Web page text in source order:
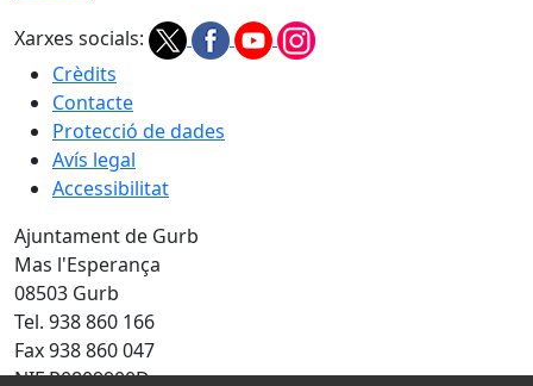
Xarxes socials:
Crèdits
Contacte
Protecció de dades
Avís legal
Accessibilitat
Ajuntament de Gurb
Mas l'Esperança
08503 Gurb
Tel. 938 860 166
Fax 938 860 047
NIF P0809900D